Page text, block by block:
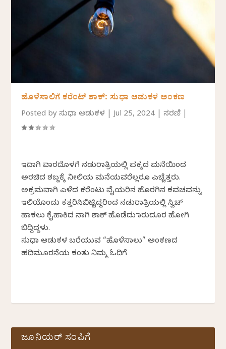
ಹೊಳೆಸಾಲಿಗೆ ಕರೆಂಟ್ ಶಾಕ್: ಸುಧಾ ಆಡುಕಳ ಅಂಕಣ
Posted byಸುಧಾ ಆಡುಕಳ |Jul 25, 2024 |ಸರಣಿ
ಇದಾಗಿ ವಾರದೊಳಗೆ ನಡುರಾತ್ರಿಯಲ್ಲಿ ಪಕ್ಕದ ಮನೆಯಿಂದ
ಅರಚಿದ ಶಬ್ದಕ್ಕೆ ನೀಲಿಯ ಮನೆಯವರೆಲ್ಲರೂ ಎಚ್ಚೆತ್ತರು.
ಅಕ್ರಮವಾಗಿ ಎಳೆದ ಕರೆಂಟು ವೈಯರಿನ ಹೊರಗಿನ ಕವಚವನ್ನು
ಇಲಿಯೊಂದು ಕತ್ತರಿಸಿಬಿಟ್ಟಿದ್ದರಿಂದ ನಡುರಾತ್ರಿಯಲ್ಲಿ ಸ್ವಿಚ್
ಹಾಕಲು ಕೈಹಾಕಿದ ನಾಗಿ ಶಾಕ್ ಹೊಡೆದು ಮಾರುದೂರ ಹೋಗಿ
ಬಿದ್ದಿದ್ದಳು.
ಸುಧಾ ಆಡುಕಳ ಬರೆಯುವ “ಹೊಳೆಸಾಲು” ಅಂಕಣದ
ಹದಿಮೂರನೆಯ ಕಂತು ನಿಮ್ಮ ಓದಿಗೆ
ಜೂನಿಯರ್ ಸಂಪಿಗೆ